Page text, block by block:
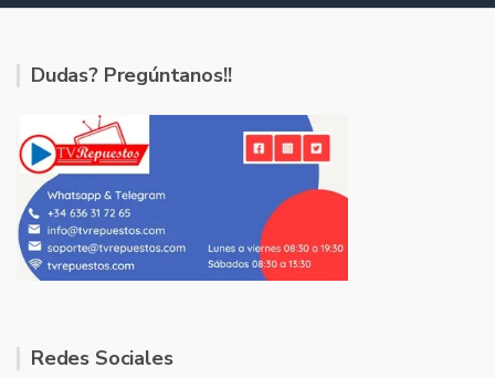
Dudas? Pregúntanos!!
Redes Sociales